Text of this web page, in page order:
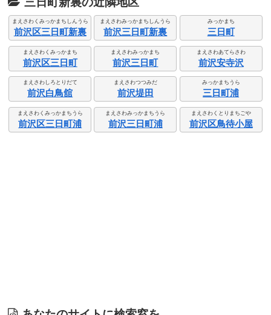
まえさわくみっかまちしんうら
前沢区三日町新裏
まえさわみっかまちしんうら
前沢三日町新裏
みっかまち
三日町
まえさわくみっかまち
前沢区三日町
まえさわみっかまち
前沢三日町
まえさわあてらさわ
前沢安寺沢
まえさわしろとりだて
前沢白鳥舘
まえさわつつみだ
前沢堤田
みっかまちうら
三日町浦
まえさわくみっかまちうら
前沢区三日町浦
まえさわみっかまちうら
前沢三日町浦
まえさわくとりまちごや
前沢区鳥待小屋